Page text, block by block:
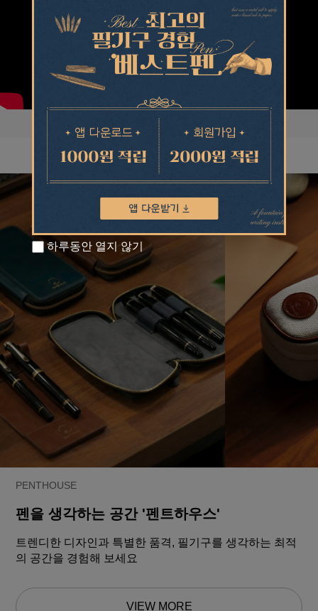
PENTHOUSE
펜을 생각하는 공간 '펜트하우스'
트렌디한 디자인과 특별한 품격, 필기구를 생각하는 최적
의 공간을 경험해 보세요
VIEW MORE
하루동안 열지 않기